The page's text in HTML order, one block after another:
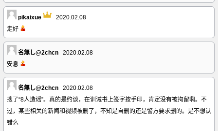
pikaixue
2020.02.08
走好
名無し@2chcn
2020.02.08
安息
名無し@2chcn
2020.02.08
搜了“8人造谣”。真的是约谈，在训诫书上签字按手印，肯定没有被拘留啊。不
过，某些相关的新闻和视频被删了，不知是自删的还是警方要求删的。是不想认
错么